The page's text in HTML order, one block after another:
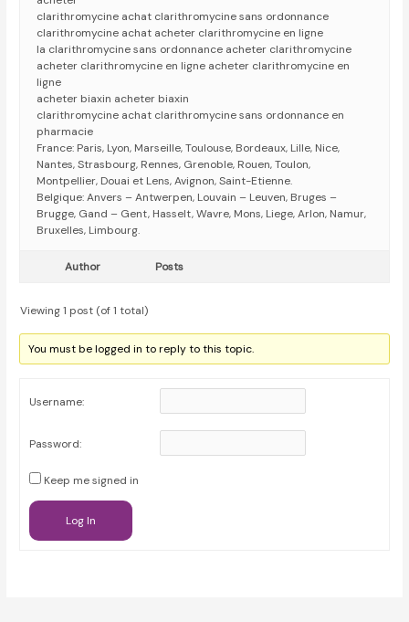
clarithromycine achat clarithromycine sans ordonnance
clarithromycine achat acheter clarithromycine en ligne
la clarithromycine sans ordonnance acheter clarithromycine
acheter clarithromycine en ligne acheter clarithromycine en
ligne
acheter biaxin acheter biaxin
clarithromycine achat clarithromycine sans ordonnance en
pharmacie
France: Paris, Lyon, Marseille, Toulouse, Bordeaux, Lille, Nice,
Nantes, Strasbourg, Rennes, Grenoble, Rouen, Toulon,
Montpellier, Douai et Lens, Avignon, Saint-Etienne.
Belgique: Anvers – Antwerpen, Louvain – Leuven, Bruges –
Brugge, Gand – Gent, Hasselt, Wavre, Mons, Liege, Arlon, Namur,
Bruxelles, Limbourg.
Author Posts
Viewing 1 post (of 1 total)
You must be logged in to reply to this topic.
Username:
Password:
Keep me signed in
Log In